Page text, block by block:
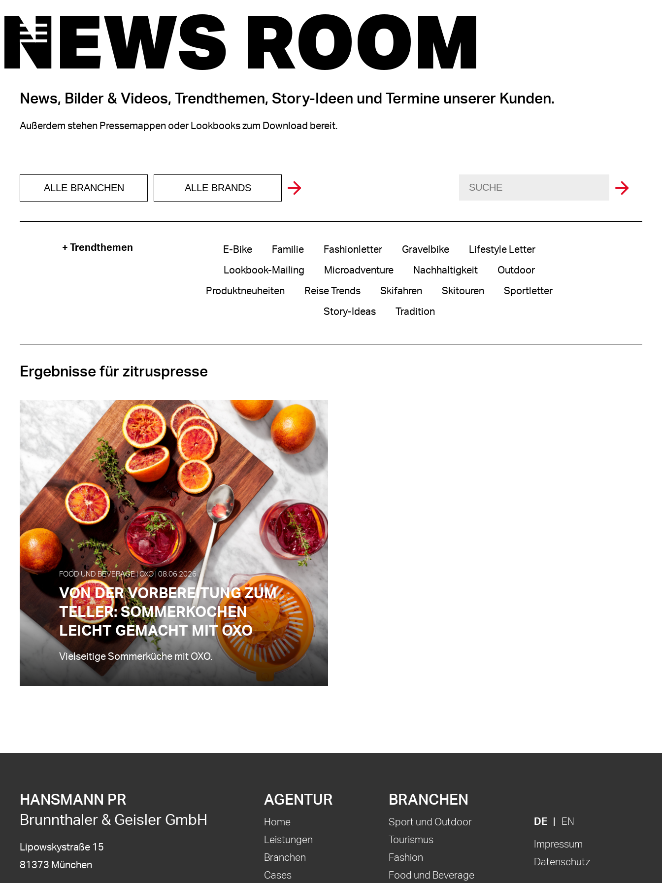
NEWS ROOM
News, Bilder & Videos, Trendthemen, Story-Ideen und Termine unserer Kunden.
Außerdem stehen Pressemappen oder Lookbooks zum Download bereit.
ALLE BRANCHEN ALLE BRANDS
+ Trendthemen E-Bike Familie Fashionletter Gravelbike Lifestyle Letter
Lookbook-Mailing Microadventure Nachhaltigkeit Outdoor
Produktneuheiten Reise Trends Skifahren Skitouren Sportletter
Story-Ideas Tradition
Ergebnisse für zitruspresse
FOOD UND BEVERAGE | OXO | 08.06.2026
VON DER VORBEREITUNG ZUM
TELLER: SOMMERKOCHEN
LEICHT GEMACHT MIT OXO
Vielseitige Sommerküche mit OXO.
HANSMANN PR
Brunnthaler & Geisler GmbH
Lipowskystraße 15
81373 München
AGENTUR
Home
Leistungen
Branchen
Cases
BRANCHEN
Sport und Outdoor
Tourismus
Fashion
Food und Beverage
DE EN
Impressum
Datenschutz